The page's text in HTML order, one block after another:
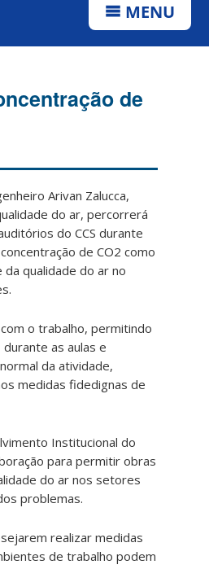
MENU
de
Arivan Zalucca,
do ar, percorrerá
do CCS durante
de CO2 como
da qualidade do ar no
o trabalho, permitindo
as aulas e
da atividade,
medidas fidedignas de
Institucional do
para permitir obras
do ar nos setores
problemas.
realizar medidas
de trabalho podem